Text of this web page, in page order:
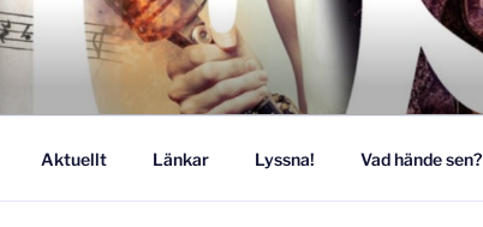
Aktuellt Länkar Lyssna! Vad hände sen?